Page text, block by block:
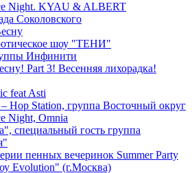
Night. KYAU & ALBERT
Соколовского
шоу "ТЕНИ"
Инфинити
Part 3! Весенняя лихорадка!
feat Asti
Hop Station, группа Восточный округ
Night, Omnia
специальный гость группа
пенных вечеринок Summer Party
Evolution" (г.Москва)